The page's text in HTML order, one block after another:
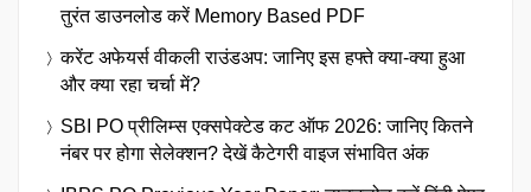
तुरंत डाउनलोड करें Memory Based PDF
करेंट अफेयर्स वीकली राउंडअप: जानिए इस हफ्ते क्या-क्या हुआ
और क्या रहा चर्चा में?
SBI PO प्रीलिम्स एक्सपेक्टेड कट ऑफ 2026: जानिए कितने
नंबर पर होगा सेलेक्शन? देखें कैटेगरी वाइज संभावित अंक